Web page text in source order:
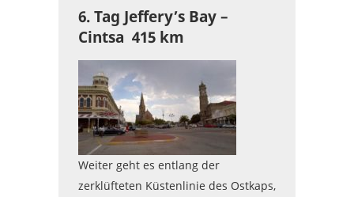
6. Tag Jeffery’s Bay –
Cintsa 415 km
Weiter geht es entlang der
zerklüfteten Küstenlinie des Ostkaps,